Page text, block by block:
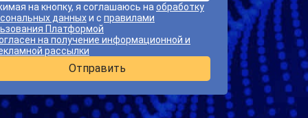
на кнопку, я соглашаюсь на обработку
данныхи с правилами
Платформой
на получение информационной и
рассылки
Отправить